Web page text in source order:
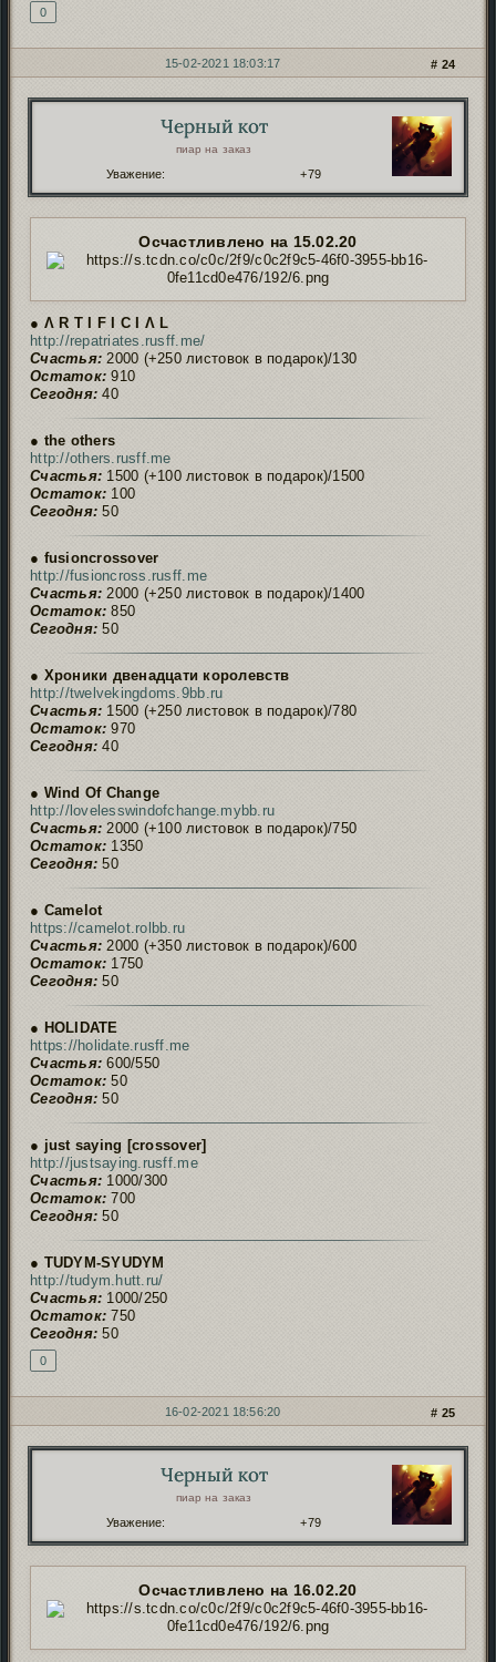
0
24
15-02-2021 18:03:17
Черный кот
пиар на заказ
Уважение: +79
Осчастливлено на 15.02.20
● Ʌ R T I F I C I Ʌ L
http://repatriates.rusff.me/
Счастья: 2000 (+250 листовок в подарок)/130
Остаток: 910
Сегодня: 40
● the others
http://others.rusff.me
Счастья: 1500 (+100 листовок в подарок)/1500
Остаток: 100
Сегодня: 50
● fusioncrossover
http://fusioncross.rusff.me
Счастья: 2000 (+250 листовок в подарок)/1400
Остаток: 850
Сегодня: 50
● Хроники двенадцати королевств
http://twelvekingdoms.9bb.ru
Счастья: 1500 (+250 листовок в подарок)/780
Остаток: 970
Сегодня: 40
● Wind Of Change
http://lovelesswindofchange.mybb.ru
Счастья: 2000 (+100 листовок в подарок)/750
Остаток: 1350
Сегодня: 50
● Camelot
https://camelot.rolbb.ru
Счастья: 2000 (+350 листовок в подарок)/600
Остаток: 1750
Сегодня: 50
● HOLIDATE
https://holidate.rusff.me
Счастья: 600/550
Остаток: 50
Сегодня: 50
● just saying [crossover]
http://justsaying.rusff.me
Счастья: 1000/300
Остаток: 700
Сегодня: 50
● TUDYM-SYUDYM
http://tudym.hutt.ru/
Счастья: 1000/250
Остаток: 750
Сегодня: 50
0
25
16-02-2021 18:56:20
Черный кот
пиар на заказ
Уважение: +79
Осчастливлено на 16.02.20